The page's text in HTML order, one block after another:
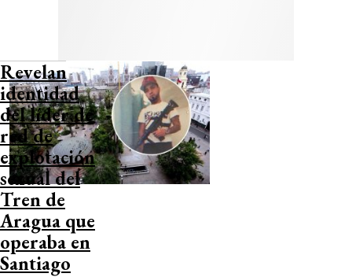
Revelan
identidad
del líder de
red de
explotación
sexual del
Tren de
Aragua que
operaba en
Santiago